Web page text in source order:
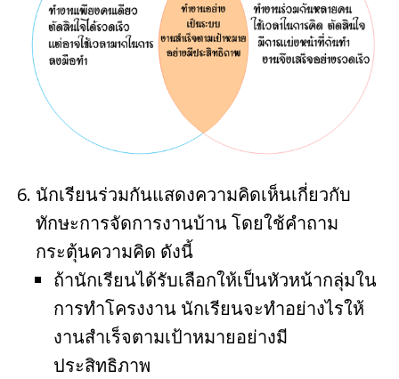
นักเรียนร่วมกันแสดงความคิดเห็นเกี่ยวกับ
ทักษะการจัดการงานบ้าน โดยใช้คำถาม
กระตุ้นความคิด ดังนี้
ถ้านักเรียนได้รับเลือกให้เป็นหัวหน้ากลุ่มใน
การทำโครงงาน นักเรียนจะทำอย่างไรให้
งานสำเร็จตามเป้าหมายอย่างมี
ประสิทธิภาพ